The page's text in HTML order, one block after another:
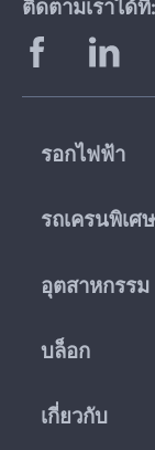
ติดตามเราได้ที่:
รอกไฟฟ้า
รถเครนพิเศษ
อุตสาหกรรม
บล็อก
เกี่ยวกับ